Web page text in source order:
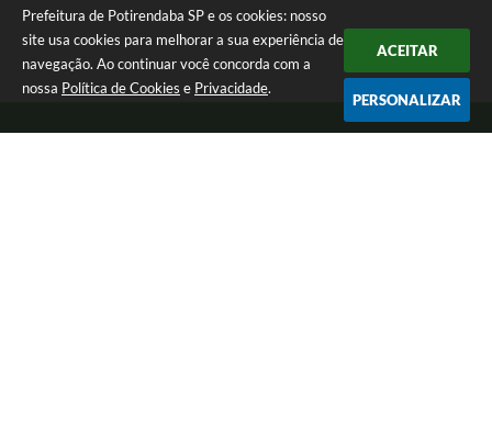
Prefeitura de Potirendaba SP e os cookies: nosso
site usa cookies para melhorar a sua experiência de
navegação. Ao continuar você concorda com a
nossa Política de Cookies e Privacidade.
ACEITAR
PERSONALIZAR